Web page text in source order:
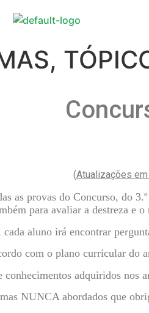
(Atualizações
as provas do Concurso, do
para avaliar a destreza e
cada aluno irá encontrar
com o plano curricular do
conhecimentos adquiridos nos
NUNCA abordados que